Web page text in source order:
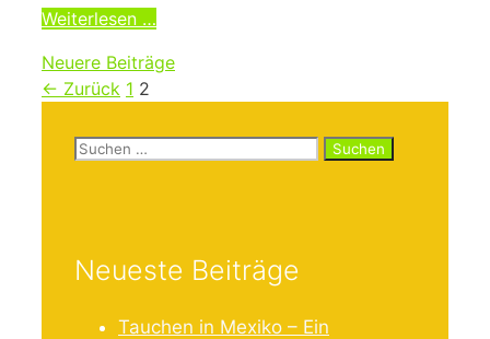
Weiterlesen …
Neuere Beiträge
← Zurück Seite
1 Seite
2
Suchen
Neueste Beiträge
Tauchen in Mexiko – Ein